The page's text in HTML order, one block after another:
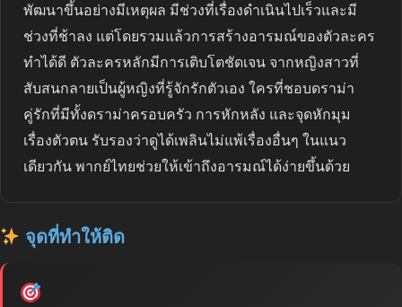
พัฒนาขึ้นอย่างมีเหตุผล มีช่วงที่เรื่องดำเนินไปเร็วและมี
ช่วงที่ช้าลง แต่โดยรวมแล้วการสร้างอารมณ์ของตัวละคร
ทำได้ดี ตัวละครหลักมีการเติบโตชัดเจน จากหญิงสาวที่
สับสนกลายเป็นผู้หญิงที่รู้จักรักตัวเอง ใครที่ชอบดราม่า
คู่รักที่มีทั้งดราม่าครอบครัว การหักหลัง และจุดหักมุม
เรื่องตัวตน รับรองว่าดูได้เพลินไม่แพ้เรื่องอื่นๆ ในแนว
เดียวกัน พากย์ไทยช่วยให้เข้าถึงอารมณ์ได้ง่ายขึ้นด้วย
จุดที่ทำให้ติด